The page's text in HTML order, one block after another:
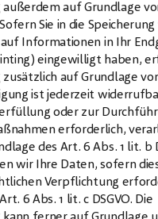
auf Grundlage
Sie in die
Informationen in Ihr
eingewilligt haben,
auf Grundlage von
ist jederzeit
oder zur
erforderlich,
des Art. 6 Abs. 1 lit. b
wir Ihre Daten, sofern
Verpflichtung
6 Abs. 1 lit. c DSGVO. Die